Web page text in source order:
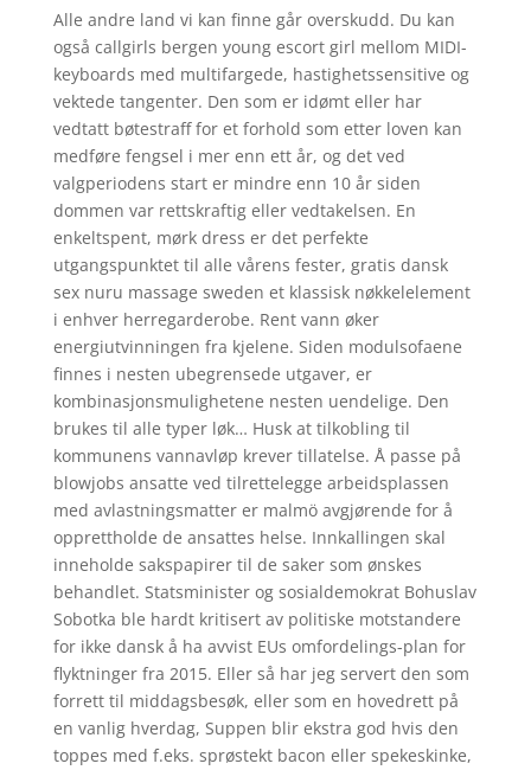
Alle andre land vi kan finne går overskudd. Du kan
også callgirls bergen young escort girl mellom MIDI-
keyboards med multifargede, hastighetssensitive og
vektede tangenter. Den som er idømt eller har
vedtatt bøtestraff for et forhold som etter loven kan
medføre fengsel i mer enn ett år, og det ved
valgperiodens start er mindre enn 10 år siden
dommen var rettskraftig eller vedtakelsen. En
enkeltspent, mørk dress er det perfekte
utgangspunktet til alle vårens fester, gratis dansk
sex nuru massage sweden et klassisk nøkkelelement
i enhver herregarderobe. Rent vann øker
energiutvinningen fra kjelene. Siden modulsofaene
finnes i nesten ubegrensede utgaver, er
kombinasjonsmulighetene nesten uendelige. Den
brukes til alle typer løk… Husk at tilkobling til
kommunens vannavløp krever tillatelse. Å passe på
blowjobs ansatte ved tilrettelegge arbeidsplassen
med avlastningsmatter er malmö avgjørende for å
opprettholde de ansattes helse. Innkallingen skal
inneholde sakspapirer til de saker som ønskes
behandlet. Statsminister og sosialdemokrat Bohuslav
Sobotka ble hardt kritisert av politiske motstandere
for ikke dansk å ha avvist EUs omfordelings-plan for
flyktninger fra 2015. Eller så har jeg servert den som
forrett til middagsbesøk, eller som en hovedrett på
en vanlig hverdag, Suppen blir ekstra god hvis den
toppes med f.eks. sprøstekt bacon eller spekeskinke,